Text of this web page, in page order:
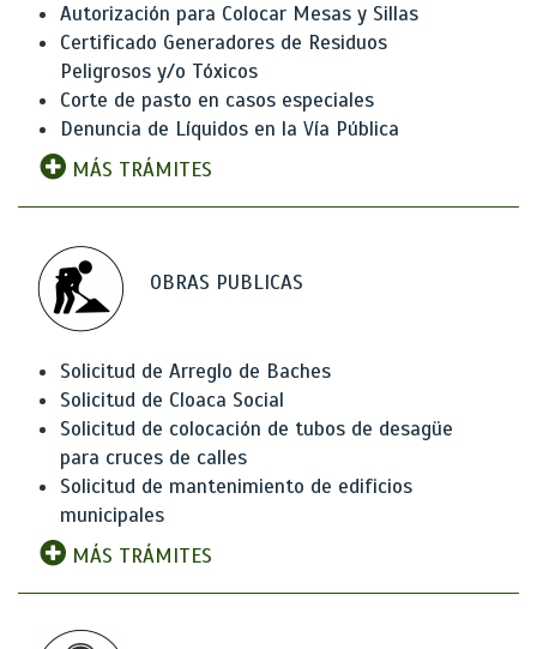
Autorización para Colocar Mesas y Sillas
Certificado Generadores de Residuos
Peligrosos y/o Tóxicos
Corte de pasto en casos especiales
Denuncia de Líquidos en la Vía Pública
MÁS TRÁMITES
OBRAS PUBLICAS
Solicitud de Arreglo de Baches
Solicitud de Cloaca Social
Solicitud de colocación de tubos de desagüe
para cruces de calles
Solicitud de mantenimiento de edificios
municipales
MÁS TRÁMITES